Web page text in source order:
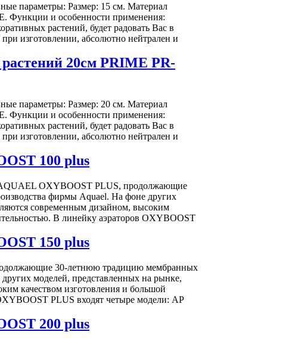
параметры: Размер: 15 см. Материал
Функции и особенности применения:
растений, будет радовать Вас в
изготовлении, абсолютно нейтрален и
20см PRIME PR-
параметры: Размер: 20 см. Материал
Функции и особенности применения:
растений, будет радовать Вас в
изготовлении, абсолютно нейтрален и
100 plus
OXYBOOST PLUS, продолжающие
фирмы Aquael. На фоне других
современным дизайном, высоким
В линейку аэраторов OXYBOOST
150 plus
30-летнюю традицию мембранных
моделей, представленных на рынке,
качеством изготовления и большой
PLUS входят четыре модели: AP
200 plus